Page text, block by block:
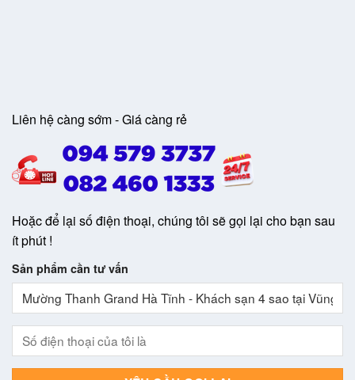
Liên hệ càng sớm - Giá càng rẻ
Hoặc để lại số điện thoại, chúng tôi sẽ gọi lại cho bạn sau
ít phút !
Sản phẩm cần tư vấn